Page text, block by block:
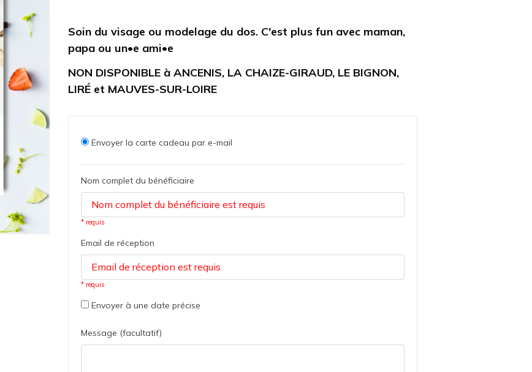
Soin du visage ou modelage du dos. C'est plus fun avec maman,
papa ou un•e ami•e
NON DISPONIBLE à ANCENIS, LA CHAIZE-GIRAUD, LE BIGNON,
LIRÉ et MAUVES-SUR-LOIRE
Envoyer la carte cadeau par e-mail
Nom complet du bénéficiaire
* requis
Email de réception
* requis
Envoyer à une date précise
Message (facultatif)